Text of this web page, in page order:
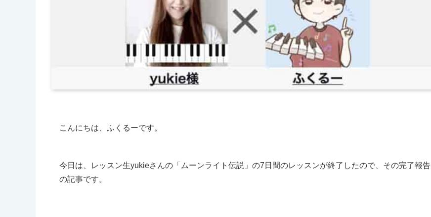
こんにちは、ふくるーです。
今日は、レッスン生yukieさんの「ムーンライト伝説」の7日間のレッスンが終了したので、その完了報告
の記事です。